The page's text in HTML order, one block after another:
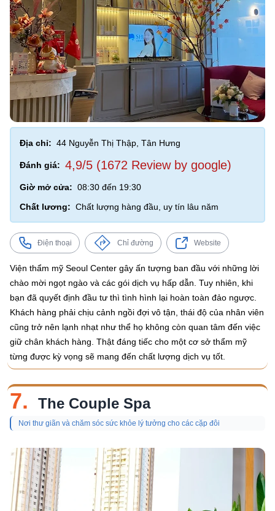
Địa chỉ: 44 Nguyễn Thị Thập, Tân Hưng
Đánh giá: 4,9/5 (1672 Review by google)
Giờ mở cửa: 08:30 đến 19:30
Chất lương: Chất lượng hàng đầu, uy tín lâu năm
Điện thoại Chỉ đường Website
Viện thẩm mỹ Seoul Center gây ấn tượng ban đầu với những lời
chào mời ngọt ngào và các gói dịch vụ hấp dẫn. Tuy nhiên, khi
bạn đã quyết định đầu tư thì tình hình lại hoàn toàn đảo ngược.
Khách hàng phải chịu cảnh ngồi đợi vô tận, thái độ của nhân viên
cũng trở nên lạnh nhạt như thể họ không còn quan tâm đến việc
giữ chân khách hàng. Thật đáng tiếc cho một cơ sở thẩm mỹ
từng được kỳ vọng sẽ mang đến chất lượng dịch vụ tốt.
7. The Couple Spa
Nơi thư giãn và chăm sóc sức khỏe lý tưởng cho các cặp đôi